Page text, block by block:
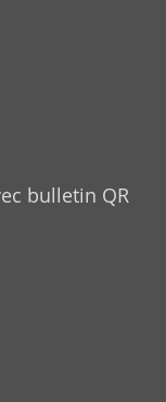
bulletin QR